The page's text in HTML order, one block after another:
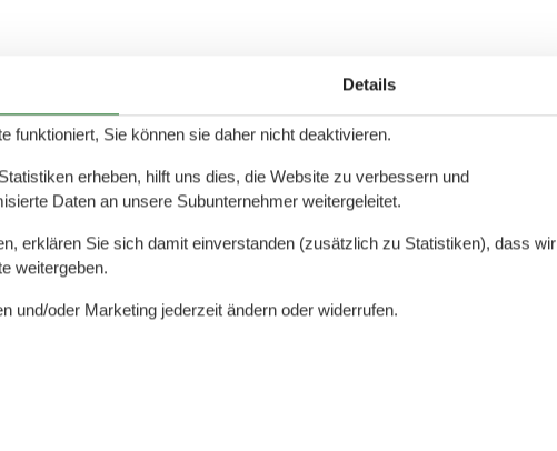
Details
funktioniert, Sie können sie daher nicht deaktivieren.
erheben, hilft uns dies, die Website zu verbessern und
Daten an unsere Subunternehmer weitergeleitet.
erklären Sie sich damit einverstanden (zusätzlich zu Statistiken), dass wir
weitergeben.
und/oder Marketing jederzeit ändern oder widerrufen.